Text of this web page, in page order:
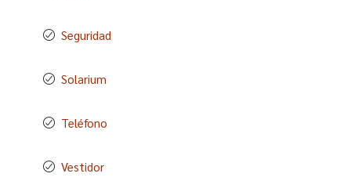
Seguridad
Solarium
Teléfono
Vestidor